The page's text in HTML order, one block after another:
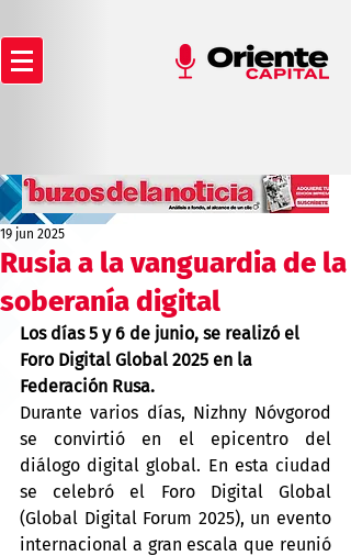
Rusia a la vanguardia de la
soberanía digital
19 jun 2025
Los días 5 y 6 de junio, se realizó el
Foro Digital Global 2025 en la
Federación Rusa.
Durante varios días, Nizhny Nóvgorod
se convirtió en el epicentro del
diálogo digital global. En esta ciudad
se celebró el Foro Digital Global
(Global Digital Forum 2025), un evento
internacional a gran escala que reunió